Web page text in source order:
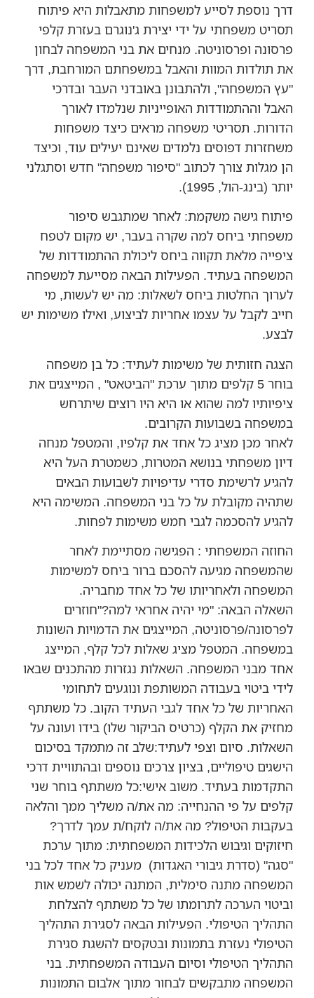
דרך נוספת לסייע למשפחות מתאבלות היא פיתוח
תסריט משפחתי על ידי יצירת ג'נוגרם בעזרת קלפי
פרסונה ופרסוניטה. מנחים את בני המשפחה לבחון
את תולדות המוות והאבל במשפחתם המורחבת, דרך
"עץ המשפחה", ולהתבונן באובדני העבר ובדרכי
האבל וההתמודדות האופייניות שנלמדו לאורך
הדורות. תסריטי משפחה מראים כיצד משפחות
משחזרות דפוסים נלמדים שאינם יעילים עוד, וכיצד
הן מגלות צורך לכתוב "סיפור משפחה" חדש וסתגלני
יותר (בינג-הול, 1995).
פיתוח גישה משקמת: לאחר שמתגבש סיפור
משפחתי ביחס למה שקרה בעבר, יש מקום לטפח
ציפייה מלאת תקווה ביחס ליכולת ההתמודדות של
המשפחה בעתיד. הפעילות הבאה מסייעת למשפחה
לערוך החלטות ביחס לשאלות: מה יש לעשות, מי
חייב לקבל על עצמו אחריות לביצוע, ואילו משימות יש
לבצע.
הצגה חזותית של משימות לעתיד: כל בן משפחה
בוחר 5 קלפים מתוך ערכת "הביטאט" , המייצגים את
ציפיותיו למה שהוא או היא היו רוצים שיתרחש
במשפחה בשבועות הקרובים.
לאחר מכן מציג כל אחד את קלפיו, והמטפל מנחה
דיון משפחתי בנושא המטרות, כשמטרת העל היא
להגיע לרשימת סדרי עדיפויות לשבועות הבאים
שתהיה מקובלת על כל בני המשפחה. המשימה היא
להגיע להסכמה לגבי חמש משימות לפחות.
החוזה המשפחתי : הפגישה מסתיימת לאחר
שהמשפחה מגיעה להסכם ברור ביחס למשימות
המשפחה ולאחריותו של כל אחד מחבריה.
השאלה הבאה: "מי יהיה אחראי למה?"חוזרים
לפרסונה/פרסוניטה, המייצגים את הדמויות השונות
במשפחה. המטפל מציג שאלות לכל קלף, המייצג
אחד מבני המשפחה. השאלות נגזרות מהתכנים שבאו
לידי ביטוי בעבודה המשותפת ונוגעים לתחומי
האחריות של כל אחד לגבי העתיד הקוב. כל משתתף
מחזיק את הקלף (כרטיס הביקור שלו) בידו ועונה על
השאלות. סיום וצפי לעתיד:שלב זה מתמקד בסיכום
הישגים טיפוליים, בציון צרכים נוספים ובהתוויית דרכי
התקדמות בעתיד. משוב אישי:כל משתתף בוחר שני
קלפים על פי ההנחייה: מה את/ה משליך ממך והלאה
בעקבות הטיפול? מה את/ה לוקח/ת עמך לדרך?
חיזוקים וגיבוש הלכידות המשפחתית: מתוך ערכת
"סגה" (סדרת גיבורי האגדות) מעניק כל אחד לכל בני
המשפחה מתנה סימלית, המתנה יכולה לשמש אות
וביטוי הערכה לתרומתו של כל משתתף להצלחת
התהליך הטיפולי. הפעילות הבאה לסגירת התהליך
הטיפולי נעזרת בתמונות ובטקסים להשגת סגירת
התהליך הטיפולי וסיום העבודה המשפחתית. בני
המשפחה מתבקשים לבחור מתוך אלבום התמונות